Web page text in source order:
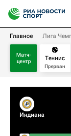
Главное Лига
Матч-
центр
Теннис
Прерван
Индиана